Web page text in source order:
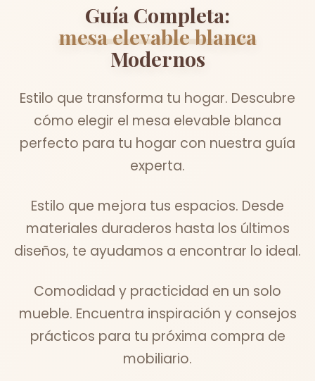
Guía Completa:
mesa elevable blanca
Modernos
Estilo que transforma tu hogar. Descubre
cómo elegir el mesa elevable blanca
perfecto para tu hogar con nuestra guía
experta.
Estilo que mejora tus espacios. Desde
materiales duraderos hasta los últimos
diseños, te ayudamos a encontrar lo ideal.
Comodidad y practicidad en un solo
mueble. Encuentra inspiración y consejos
prácticos para tu próxima compra de
mobiliario.